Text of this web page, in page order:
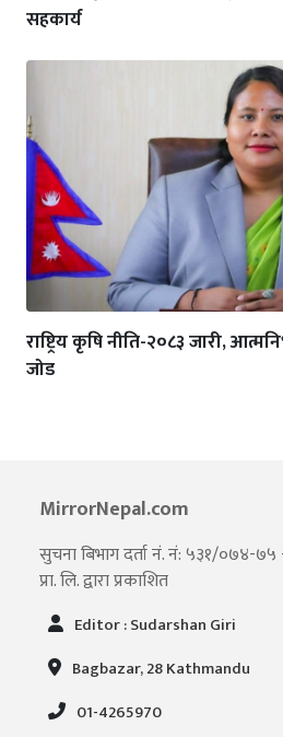
सहकार्य
राष्ट्रिय कृषि नीति-२०८३ जारी,
जोड
MirrorNepal.com
सुचना बिभाग दर्ता नं. नं: ५३१/०७४-
प्रा. लि. द्वारा प्रकाशित
Editor : Sudarshan Giri
Bagbazar, 28 Kathmandu
01-4265970